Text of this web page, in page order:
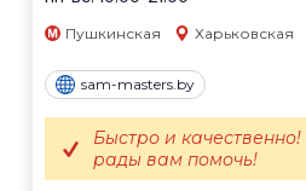
Пушкинская Харьковская
sam-masters.by
Быстро и
рады вам помочь!